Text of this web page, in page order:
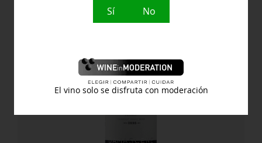
Sí No
El vino solo se disfruta con moderación